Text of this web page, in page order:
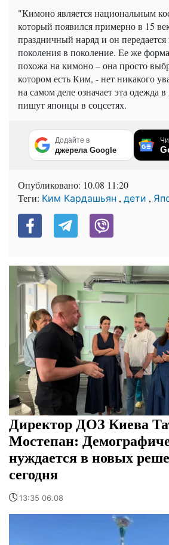
"Кимоно является национальным
который появился примерно в 15
праздничный наряд и он передается
поколения в поколение. Ее же
похожа на кимоно – она ​​просто
котором есть Ким, - нет никакого
на самом деле означает эта одежда
пишут японцы в соцсетях.
Додайте в
джерела Google
Опубликовано: 10.08 11:20
Теги: Ким Кардашьян , дети ,
Директор ДОЗ Киева
Мостепан:
нуждается в новых
сегодня
13:35 06.08